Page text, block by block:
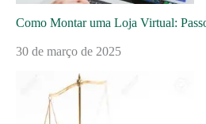
Como Montar uma Loja Virtual:
30 de março de 2025